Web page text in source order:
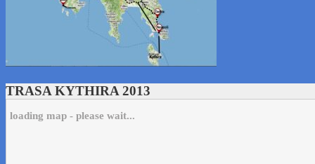
TRASA KYTHIRA 2013
loading map - please wait...